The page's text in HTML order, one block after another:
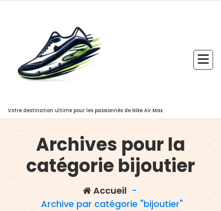
Votre destination ultime pour les passionnés de Nike Air Max.
Archives pour la
catégorie bijoutier
Accueil -
Archive par catégorie "bijoutier"